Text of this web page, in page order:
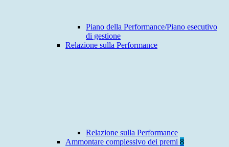
Piano della Performance/Piano esecutivo
di gestione
Relazione sulla Performance
Relazione sulla Performance
Ammontare complessivo dei premi 8